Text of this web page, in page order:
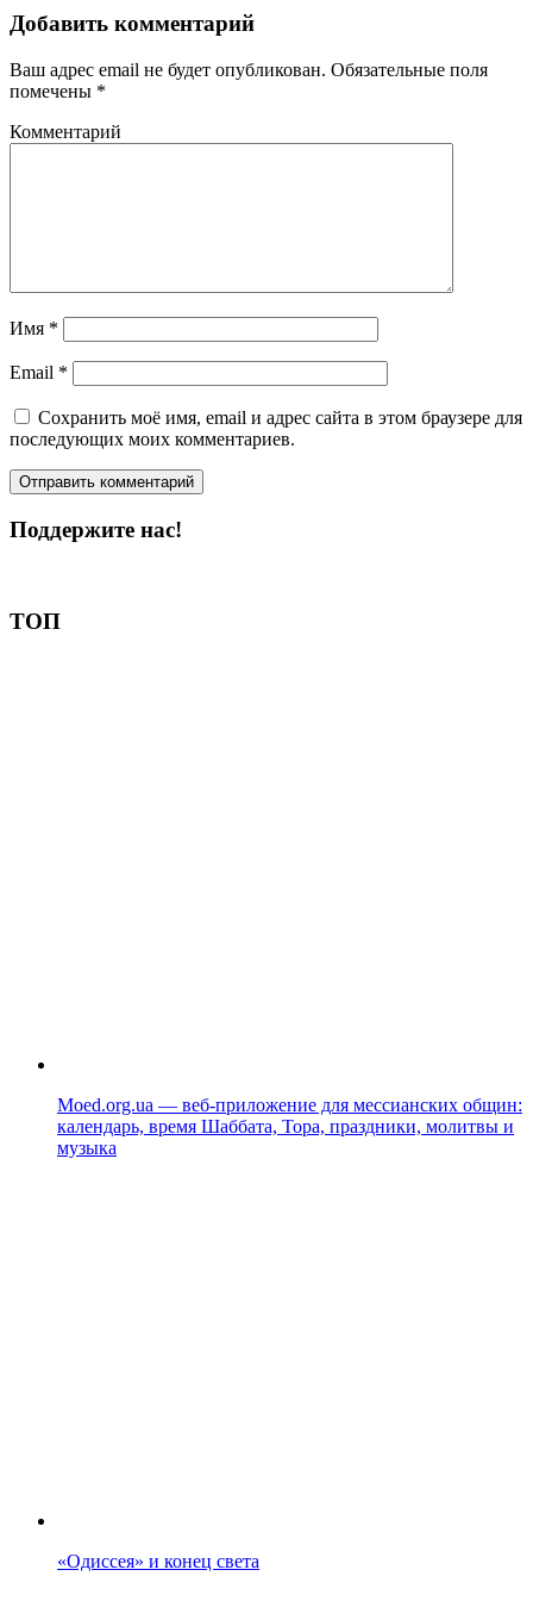
Добавить комментарий
Ваш адрес email не будет опубликован. Обязательные поля
помечены *
Комментарий
Имя *
Email *
Сохранить моё имя, email и адрес сайта в этом браузере для
последующих моих комментариев.
Поддержите нас!
ТОП
Moed.org.ua — веб-приложение для мессианских общин:
календарь, время Шаббата, Тора, праздники, молитвы и
музыка
«Одиссея» и конец света